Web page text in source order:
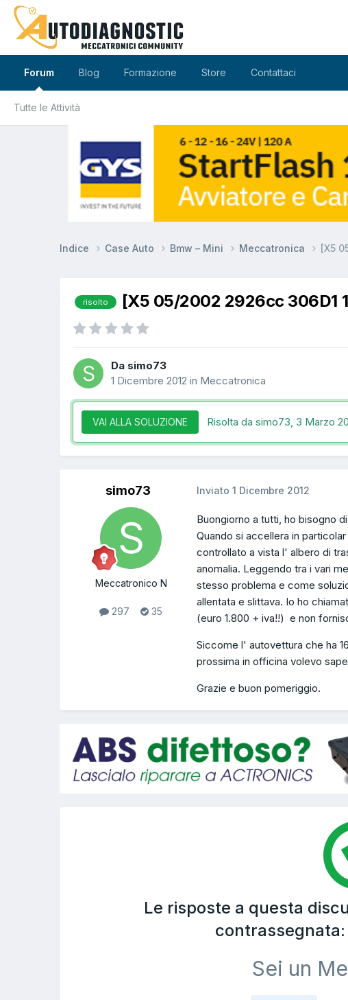
Forum
Tutte le Attività
Blog Formazione Store Contattaci
Indice Case Auto Bmw – Mini Meccatronica [X5
risolto [X5 05/2002 2926cc 306D1
Da simo73
1 Dicembre 2012 in Meccatronica
VAI ALLA SOLUZIONE Risolta da simo73, 3 Marzo
simo73
Meccatronico N
297 35
Inviato 1 Dicembre 2012
Buongiorno a tutti, ho bisogno
Quando si accellera in
controllato a vista l' albero di
anomalia. Leggendo tra i vari
stesso problema e come
allentata e slittava. Io ho
(euro 1.800 + iva!!) e non
Siccome l' autovettura che ha
prossima in officina volevo
Grazie e buon pomeriggio.
Le risposte a questa
contrassegnata:
Sei un